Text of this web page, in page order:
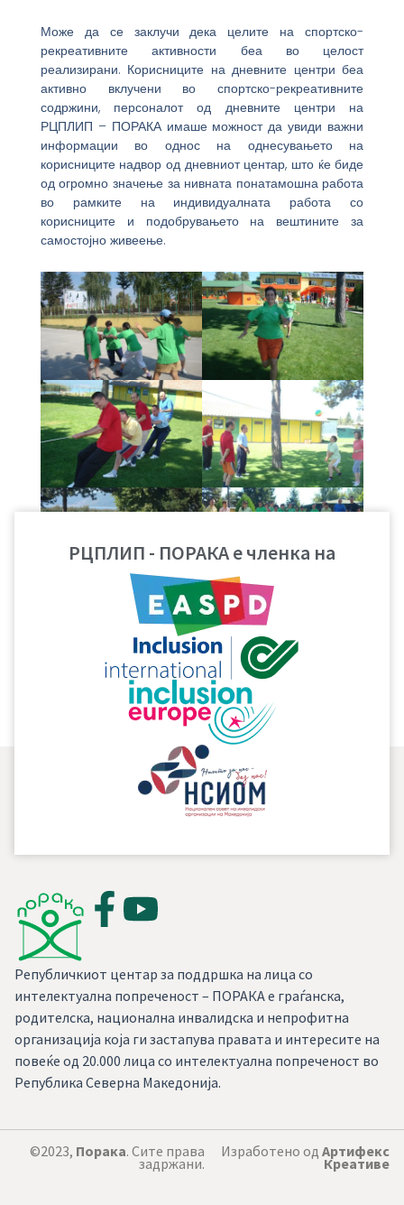
Може да се заклучи дека целите на спортско-
рекреативните активности беа во целост
реализирани. Корисниците на дневните центри беа
активно вклучени во спортско-рекреативните
содржини, персоналот од дневните центри на
РЦПЛИП – ПОРАКА имаше можност да увиди важни
информации во однос на однесувањето на
корисниците надвор од дневниот центар, што ќе биде
од огромно значење за нивната понатамошна работа
во рамките на индивидуалната работа со
корисниците и подобрувањето на вештините за
самостојно живеење.
РЦПЛИП - ПОРАКА е членка на
Републичкиот центар за поддршка на лица со
интелектуална попреченост – ПОРАКА е граѓанска,
родителска, национална инвалидска и непрофитна
организација која ги застапува правата и интересите на
повеќе од 20.000 лица со интелектуална попреченост во
Република Северна Македонија.
©2023, Порака. Сите права
задржани.
Изработено од Артифекс
Креативе